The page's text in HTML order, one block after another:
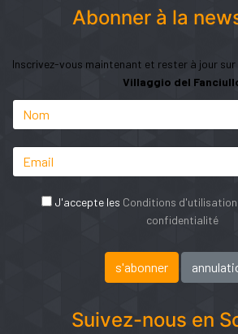
Abonner à la
Inscrivez-vous maintenant et rester à jour
Villaggio del
J'accepte les Conditions d'utilisation
confidentialité
Suivez-nous en